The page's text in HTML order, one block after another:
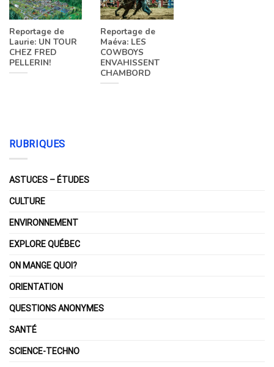
Reportage de
Laurie: UN TOUR
CHEZ FRED
PELLERIN!
Reportage de
Maéva: LES
COWBOYS
ENVAHISSENT
CHAMBORD
RUBRIQUES
ASTUCES – ÉTUDES
CULTURE
ENVIRONNEMENT
EXPLORE QUÉBEC
ON MANGE QUOI?
ORIENTATION
QUESTIONS ANONYMES
SANTÉ
SCIENCE-TECHNO